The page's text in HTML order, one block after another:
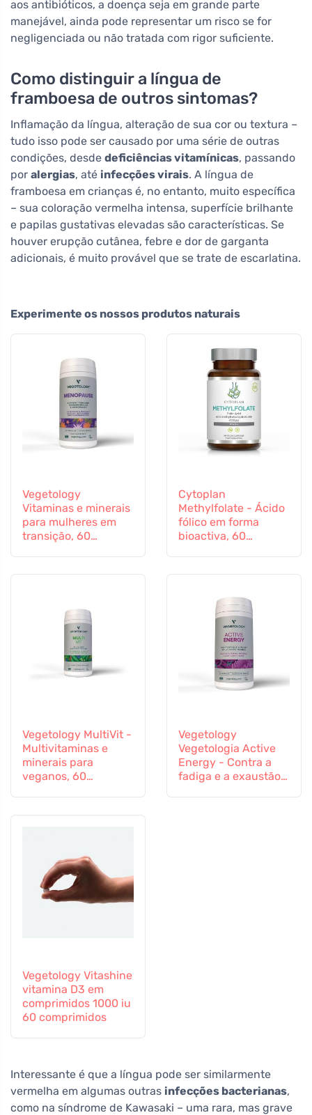
aos antibióticos, a doença seja em grande parte
manejável, ainda pode representar um risco se for
negligenciada ou não tratada com rigor suficiente.
Como distinguir a língua de
framboesa de outros sintomas?
Inflamação da língua, alteração de sua cor ou textura –
tudo isso pode ser causado por uma série de outras
condições, desde deficiências vitamínicas, passando
por alergias, até infecções virais. A língua de
framboesa em crianças é, no entanto, muito específica
– sua coloração vermelha intensa, superfície brilhante
e papilas gustativas elevadas são características. Se
houver erupção cutânea, febre e dor de garganta
adicionais, é muito provável que se trate de escarlatina.
Experimente os nossos produtos naturais
Vegetology
Vitaminas e minerais
para mulheres em
transição, 60
Cytoplan
Methylfolate - Ácido
fólico em forma
bioactiva, 60
Vegetology MultiVit -
Multivitaminas e
minerais para
veganos, 60
Vegetology
Vegetologia Active
Energy - Contra a
fadiga e a exaustão,
Vegetology Vitashine
vitamina D3 em
comprimidos 1000 iu
60 comprimidos
Interessante é que a língua pode ser similarmente
vermelha em algumas outras infecções bacterianas,
como na síndrome de Kawasaki – uma rara, mas grave